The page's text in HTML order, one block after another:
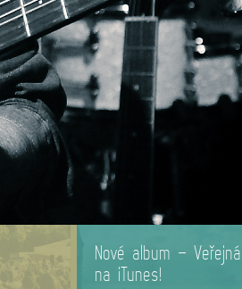
Nové album –
na iTunes!